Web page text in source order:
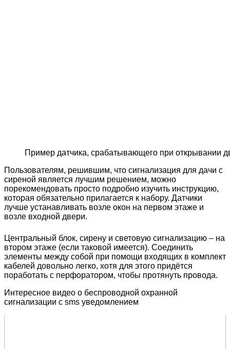
Пример датчика, срабатывающего при открывании
Пользователям, решившим, что сигнализация для дачи с
сиреной является лучшим решением, можно
порекомендовать просто подробно изучить инструкцию,
которая обязательно прилагается к набору. Датчики
лучше устанавливать возле окон на первом этаже и
возле входной двери.
Центральный блок, сирену и световую сигнализацию – на
втором этаже (если таковой имеется). Соединить
элементы между собой при помощи входящих в комплект
кабелей довольно легко, хотя для этого придётся
поработать с перфоратором, чтобы протянуть провода.
Интересное видео о беспроводной охранной
сигнализации с sms уведомлением